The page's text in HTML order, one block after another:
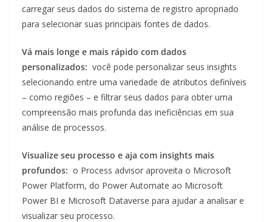
carregar seus dados do sistema de registro apropriado
para selecionar suas principais fontes de dados.
Vá mais longe e mais rápido com dados
personalizados: você pode personalizar seus insights
selecionando entre uma variedade de atributos definíveis
– como regiões – e filtrar seus dados para obter uma
compreensão mais profunda das ineficiências em sua
análise de processos.
Visualize seu processo e aja com insights mais
profundos: o Process advisor aproveita o Microsoft
Power Platform, do Power Automate ao Microsoft
Power BI e Microsoft Dataverse para ajudar a analisar e
visualizar seu processo.